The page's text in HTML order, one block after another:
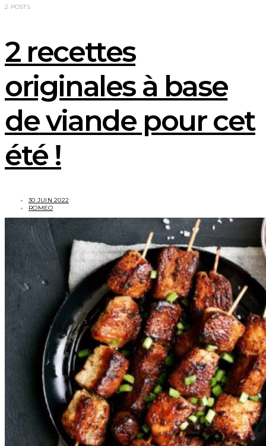
2 POSTS
2 recettes
originales à base
de viande pour cet
été !
30 JUIN 2022
ROMEO